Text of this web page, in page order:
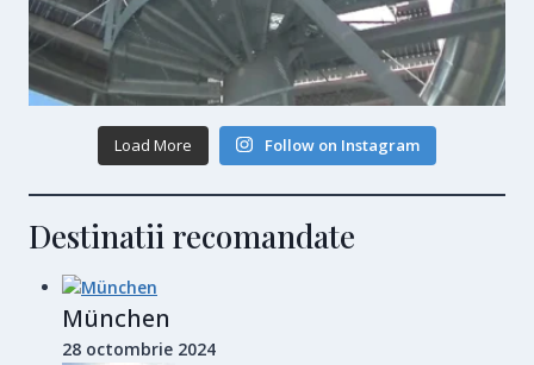
Load More Follow on Instagram
Destinatii recomandate
München
28 octombrie 2024